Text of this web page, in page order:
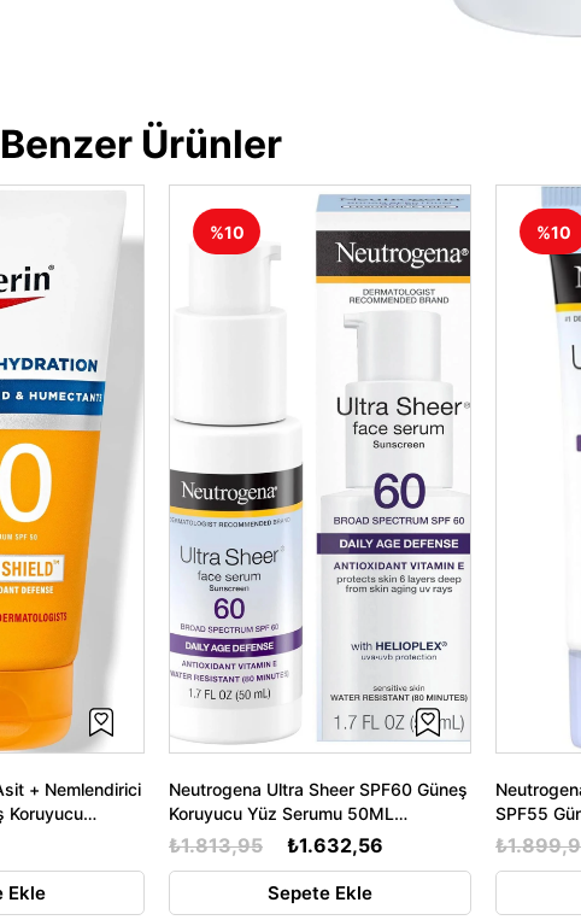
Benzer Ürünler
+ Nemlendirici
Koruyucu
Ekle
Neutrogena Ultra Sheer SPF60 Güneş
Koruyucu Yüz Serumu 50ML
SKT:01/2027
₺1.632,56
₺1.813,95
Sepete Ekle
%10
SPF55
%10